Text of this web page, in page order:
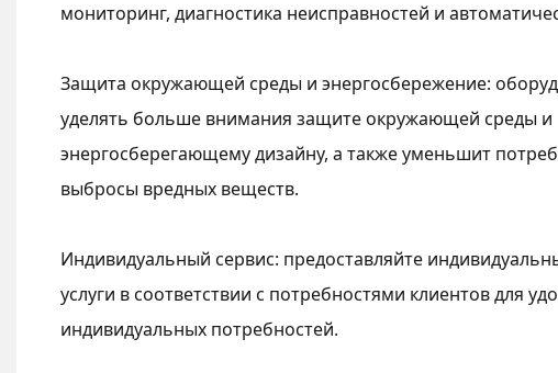
мониторинг, диагностика неисправностей и
Защита окружающей среды и энергосбережение:
уделять больше внимания защите окружающей среды и
энергосберегающему дизайну, а также уменьшит
выбросы вредных веществ.
Индивидуальный сервис: предоставляйте
услуги в соответствии с потребностями клиентов для
индивидуальных потребностей.